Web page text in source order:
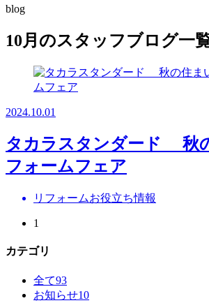
blog
10月のスタッフブログ一
2024.10.01
タカラスタンダード 秋
フォームフェア
リフォームお役立ち情報
1
カテゴリ
全て93
お知らせ10